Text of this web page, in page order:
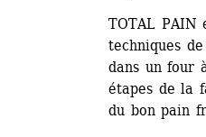
TOTAL PAIN
techniques
dans un four
étapes de la
du bon pain